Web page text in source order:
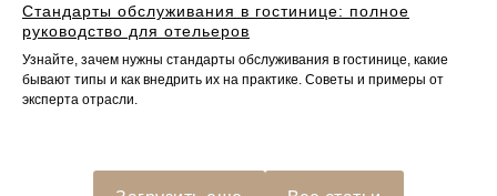
Стандарты обслуживания в гостинице: полное
руководство для отельеров
Узнайте, зачем нужны стандарты обслуживания в гостинице, какие
бывают типы и как внедрить их на практике. Советы и примеры от
эксперта отрасли.